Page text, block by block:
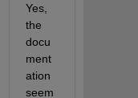
Yes,
the
docu
ment
ation
seem